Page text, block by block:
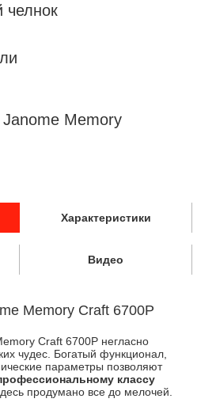
челнок
Janome Memory
Характеристики
Видео
Memory Craft 6700P
Craft 6700P негласно
чудес. Богатый функционал,
параметры позволяют
классу
продумано все до мелочей.